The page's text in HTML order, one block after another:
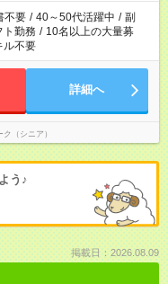
不要 / 40～50代活躍中 / 副
ト勤務 / 10名以上の大量募
ル不要
詳細へ
（シニア）
う♪
掲載日：2026.08.09